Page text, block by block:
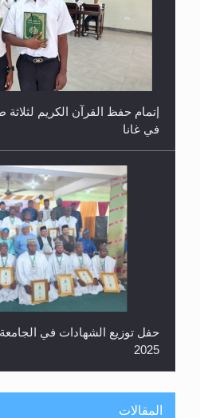
حفل توزيع الشهادات في الجامعة
2025
معرض القرآن الكريم لمدة ثلاثين
ريهيماكي في فنلند
المقالات